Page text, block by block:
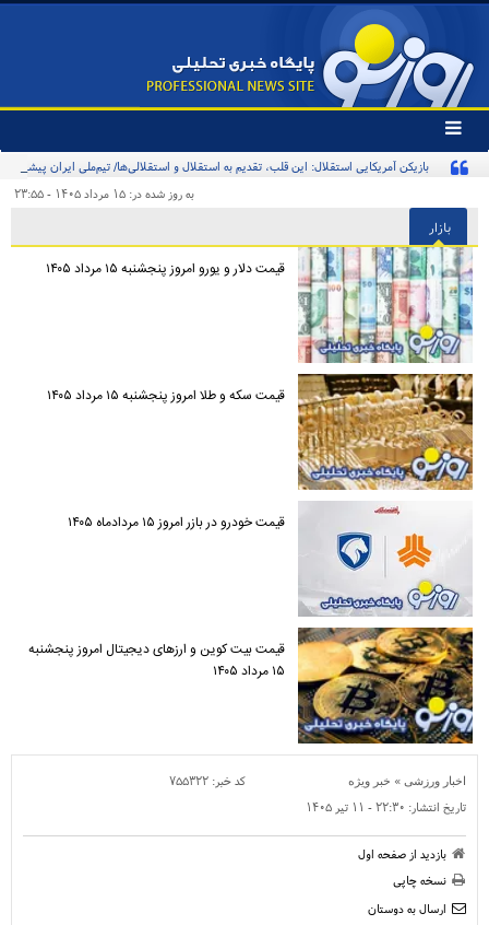
تغییر
وضعیت
منوی
ها
بازیکن آمریکایی استقلال: این قلب، تقدیم به استقلال و استقلالی‌ها/ تیم‌ملی ایران پیشنهاد
به روز شده در: ۱۵ مرداد ۱۴۰۵ - ۲۳:۵۵
بازار
قیمت دلار و یورو امروز پنجشنبه ۱۵ مرداد ۱۴۰۵
قیمت سکه و طلا امروز پنجشنبه ۱۵ مرداد ۱۴۰۵
قیمت خودرو در بازر امروز ۱۵ مردادماه ۱۴۰۵
قیمت بیت کوین و ارز‌های دیجیتال امروز پنجشنبه
۱۵ مرداد ۱۴۰۵
اخبار ورزشی » خبر ویژه کد خبر: ۷۵۵۳۲۲
تاریخ انتشار: ۲۲:۳۰ - ۱۱ تير ۱۴۰۵
بازدید از صفحه اول
نسخه چاپی
ارسال به دوستان